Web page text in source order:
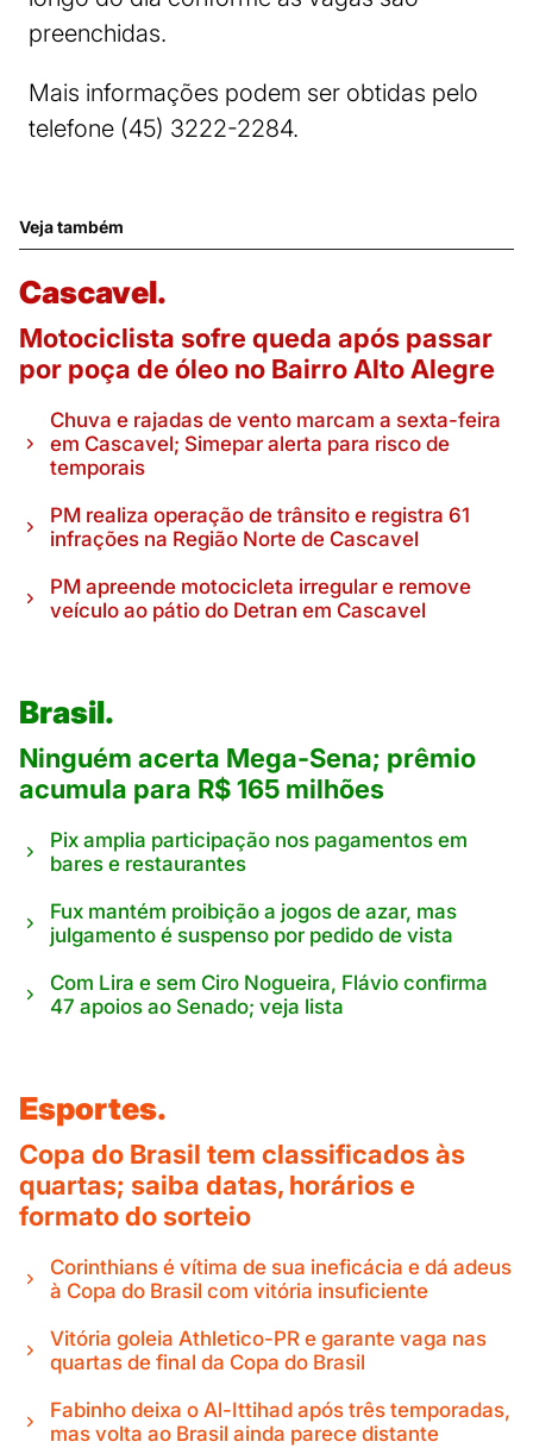
preenchidas.
Mais informações podem ser obtidas pelo
telefone (45) 3222-2284.
Veja também
Cascavel.
Motociclista sofre queda após passar
por poça de óleo no Bairro Alto Alegre
Chuva e rajadas de vento marcam a sexta-feira
em Cascavel; Simepar alerta para risco de
temporais
PM realiza operação de trânsito e registra 61
infrações na Região Norte de Cascavel
PM apreende motocicleta irregular e remove
veículo ao pátio do Detran em Cascavel
Brasil.
Ninguém acerta Mega-Sena; prêmio
acumula para R$ 165 milhões
Pix amplia participação nos pagamentos em
bares e restaurantes
Fux mantém proibição a jogos de azar, mas
julgamento é suspenso por pedido de vista
Com Lira e sem Ciro Nogueira, Flávio confirma
47 apoios ao Senado; veja lista
Esportes.
Copa do Brasil tem classificados às
quartas; saiba datas, horários e
formato do sorteio
Corinthians é vítima de sua ineficácia e dá adeus
à Copa do Brasil com vitória insuficiente
Vitória goleia Athletico-PR e garante vaga nas
quartas de final da Copa do Brasil
Fabinho deixa o Al-Ittihad após três temporadas,
mas volta ao Brasil ainda parece distante